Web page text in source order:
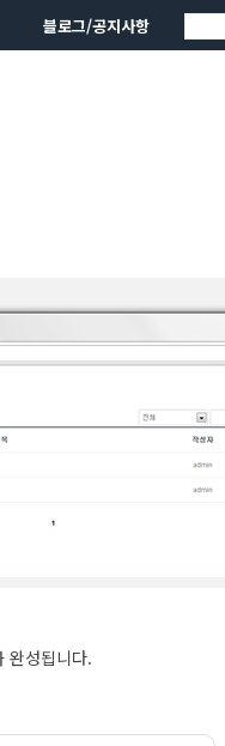
블로그/공지사항
완성됩니다.